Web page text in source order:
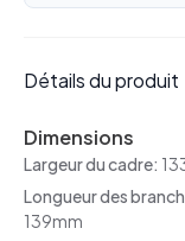
Détails du produit
Dimensions
Largeur du cadre:
Longueur des
139mm